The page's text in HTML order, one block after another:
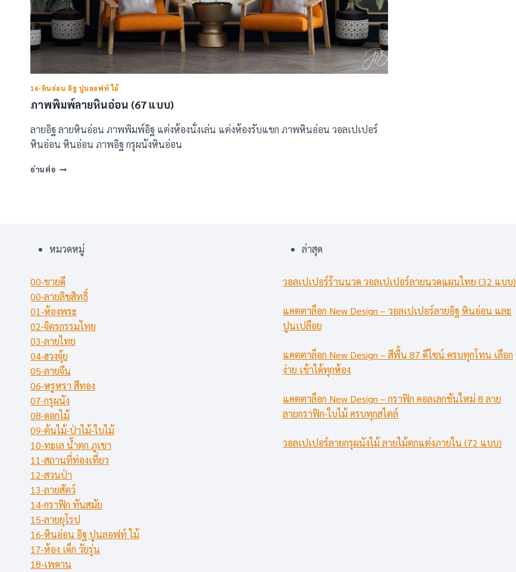
16-หินอ่อน อิฐ ปูนลอฟท์ ไม้
ภาพพิมพ์ลายหินอ่อน (67 แบบ)
ลายอิฐ ลายหินอ่อน ภาพพิมพ์อิฐ แต่งห้องนั่งเล่น แต่งห้องรับแขก ภาพหินอ่อน วอลเปเปอร์
หินอ่อน หินอ่อน ภาพอิฐ กรุผนังหินอ่อน
อ่านต่อภาพ
หมวดหมู่
00-ขายดี
00-ลายลิขสิทธิ์
01-ห้องพระ
02-จิตรกรรมไทย
03-ลายไทย
04-ฮวงจุ้ย
05-ลายจีน
06-หรูหรา สีทอง
07-กรุผนัง
08-ดอกไม้
09-ต้นไม้-ป่าไม้-ใบไม้
10-ทะเล น้ำตก ภูเขา
11-สถานที่ท่องเที่ยว
12-สวนป่า
13-ลายสัตว์
14-กราฟิก ทันสมัย
15-ลายยุโรป
16-หินอ่อน อิฐ ปูนลอฟท์ ไม้
17-ห้อง เด็ก วัยรุ่น
18-เพดาน
ล่าสุด
วอลเปเปอร์ร้านนวด วอลเปเปอร์ลายนวดแผนไทย (32 แบบ)
แคตตาล็อก New Design – วอลเปเปอร์ลายอิฐ หินอ่อน และ
ปูนเปลือย
แคตตาล็อก New Design – สีพื้น 87 ดีไซน์ ครบทุกโทน เลือก
ง่าย เข้าได้ทุกห้อง
แคตตาล็อก New Design – กราฟิก คอลเลกชันใหม่ 8 ลาย
ลายกราฟิก-ใบไม้ ครบทุกสไตล์
วอลเปเปอร์ลายกรุผนังไม้ ลายไม้ตกแต่งภายใน (72 แบบ)